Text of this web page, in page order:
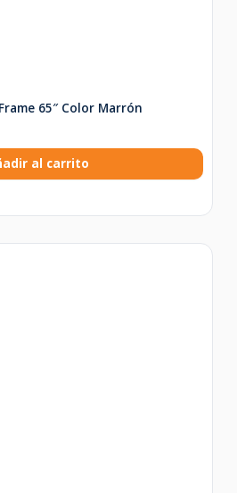
65″ Color Marrón
al carrito